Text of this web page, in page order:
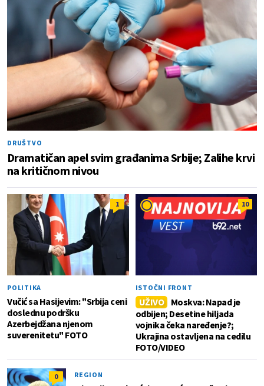
DRUŠTVO
Dramatičan apel svim građanima Srbije; Zalihe krvi
na kritičnom nivou
1
POLITIKA
Vučić sa Hasijevim: "Srbija ceni
doslednu podršku
Azerbejdžana njenom
suverenitetu" FOTO
10
ISTOČNI FRONT
UŽIVO
Moskva: Napad je
odbijen; Desetine hiljada
vojnika čeka naređenje?;
Ukrajina ostavljena na cedilu
FOTO/VIDEO
0 REGION